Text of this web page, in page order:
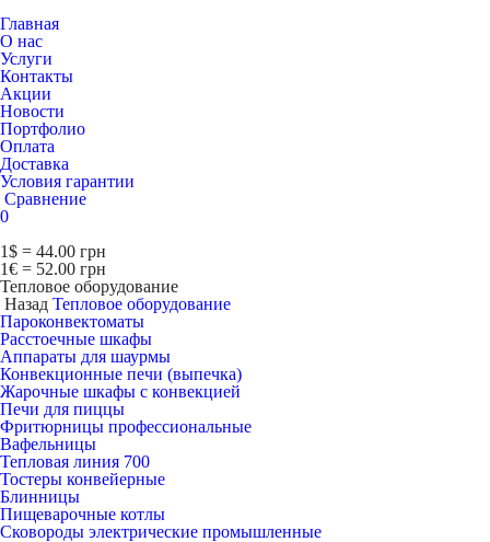
Главная
О нас
Услуги
Контакты
Акции
Новости
Портфолио
Оплата
Доставка
Условия гарантии
Сравнение
0
1$ = 44.00 грн
1€ = 52.00 грн
Тепловое оборудование
Назад Тепловое оборудование
Пароконвектоматы
Расcтоечные шкафы
Аппараты для шаурмы
Конвекционные печи (выпечка)
Жарочные шкафы с конвекцией
Печи для пиццы
Фритюрницы профессиональные
Вафельницы
Тепловая линия 700
Тостеры конвейерные
Блинницы
Пищеварочные котлы
Сковороды электрические промышленные